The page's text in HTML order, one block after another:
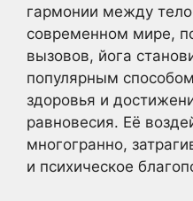
гармонии между
современном мире,
вызовов, йога
популярным
здоровья и
равновесия. Её
многогранно,
и психическое